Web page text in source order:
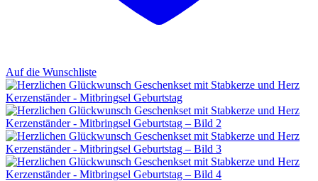
Auf die Wunschliste